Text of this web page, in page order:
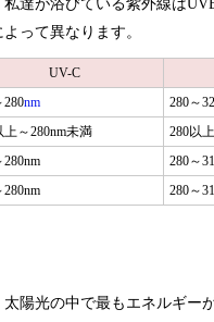
達が浴びている紫外線は
って異なります。
UV-C
280nm 280～
上～280nm未満 280以
280nm 280～
280nm 280～
陽光の中で最もエネルギー